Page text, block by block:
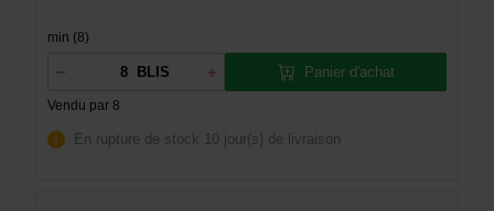
min (8)
BLIS
Vendu par 8
Panier d'achat
En rupture de stock 10 jour(s) de livraison